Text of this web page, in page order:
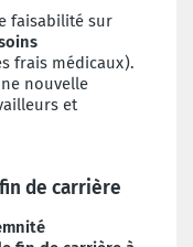
faisabilité sur
frais médicaux).
nouvelle
et
de carrière